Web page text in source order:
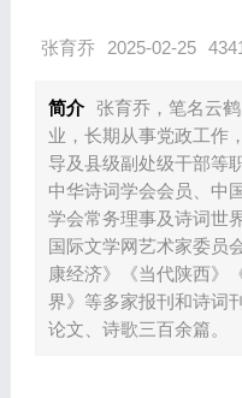
张育乔 2025-02-25
简介 张育乔，笔名云
业，长期从事党政工作
导及县级副处级干部等
中华诗词学会会员、中
学会常务理事及诗词世
国际文学网艺术家委员
康经济》《当代陕西》
界》等多家报刊和诗词
论文、诗歌三百余篇。